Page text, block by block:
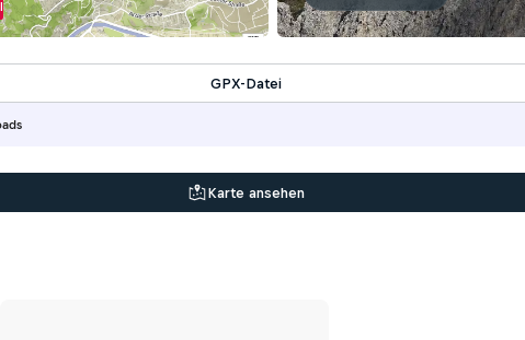
GPX-Datei
Karte ansehen